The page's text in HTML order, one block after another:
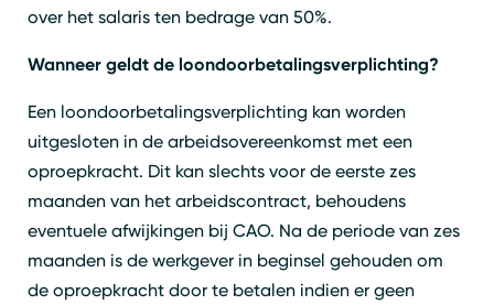
over het salaris ten bedrage van 50%.
Wanneer geldt de loondoorbetalingsverplichting?
Een loondoorbetalingsverplichting kan worden
uitgesloten in de arbeidsovereenkomst met een
oproepkracht. Dit kan slechts voor de eerste zes
maanden van het arbeidscontract, behoudens
eventuele afwijkingen bij CAO. Na de periode van zes
maanden is de werkgever in beginsel gehouden om
de oproepkracht door te betalen indien er geen